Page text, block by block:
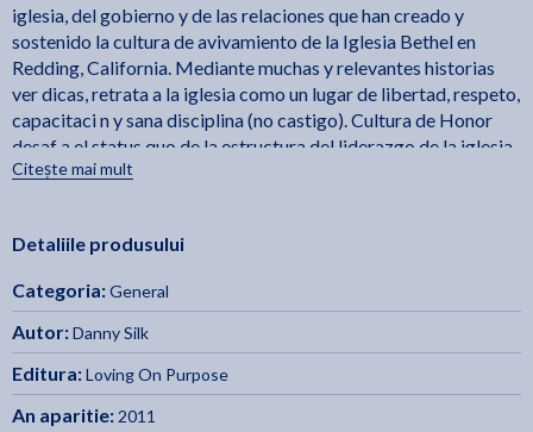
iglesia, del gobierno y de las relaciones que han creado y
sostenido la cultura de avivamiento de la Iglesia Bethel en
Redding, California. Mediante muchas y relevantes historias
ver dicas, retrata a la iglesia como un lugar de libertad, respeto,
capacitaci n y sana disciplina (no castigo). Cultura de Honor
desaf a el status quo de la estructura del liderazgo de la iglesia
y presenta un punto de vista refrescante sobre el ministerio qu
gobernantes de las naciones se ense orean de ellas, y los que
no ser as , sino que el que quiera ser el primero entre vosotros
ser vuestro siervo". Si los que tienen poder saben c mo d rselo a
aqu llos que les rodean, entonces seguro que ocurrir que,
"Venga Tu Reino, h gase Tu voluntad en la tierra as como en el
cielo". Puedes aplicar - hoy - las verdades reveladas en este pr
Citește mai mult
Detaliile produsului
Categoria:General
Autor:Danny Silk
Editura:Loving On Purpose
An aparitie: 2011